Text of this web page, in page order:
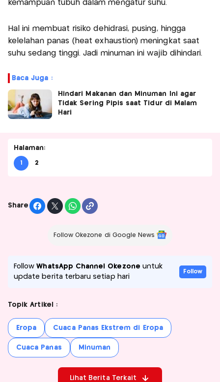
kemampuan tubuh dalam mengatur suhu.
Hal ini membuat risiko dehidrasi, pusing, hingga
kelelahan panas (heat exhaustion) meningkat saat
suhu sedang tinggi. Jadi minuman ini wajib dihindari.
Baca Juga :
Hindari Makanan dan Minuman Ini agar
Tidak Sering Pipis saat Tidur di Malam
Hari
Halaman:
1 2
Share
Follow Okezone di Google News
FollowWhatsApp Channel Okezone untuk
update berita terbaru setiap hari
Follow
Topik Artikel :
Eropa Cuaca Panas Ekstrem di Eropa
Cuaca Panas Minuman
Lihat Berita Terkait